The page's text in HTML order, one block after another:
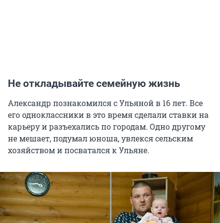
Не откладывайте семейную жизнь
Александр познакомился с Ульяной в 16 лет. Все
его одноклассники в это время сделали ставки на
карьеру и разъехались по городам. Одно другому
не мешает, подумал юноша, увлекся сельским
хозяйством и посватался к Ульяне.